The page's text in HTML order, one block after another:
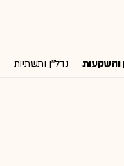
והשקעות נדל''ן ותשתיות